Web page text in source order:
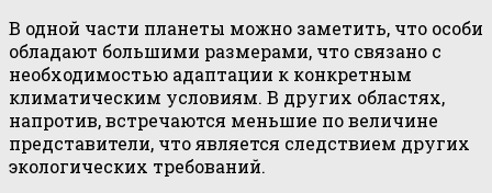
В одной части планеты можно заметить, что особи
обладают большими размерами, что связано с
необходимостью адаптации к конкретным
климатическим условиям. В других областях,
напротив, встречаются меньшие по величине
представители, что является следствием других
экологических требований.